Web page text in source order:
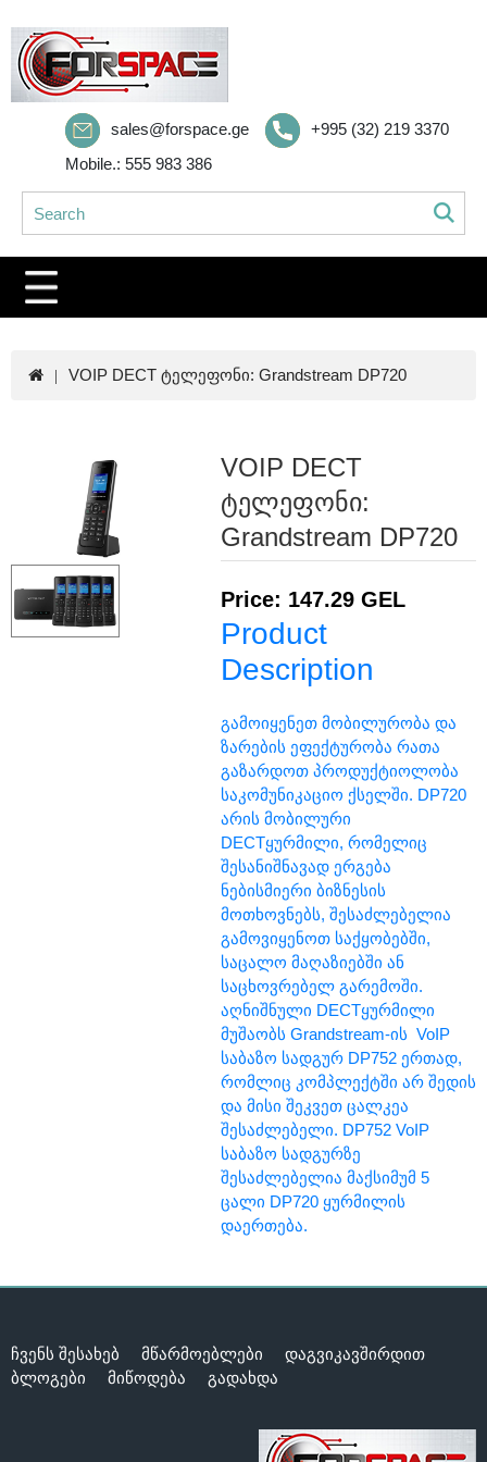
sales@forspace.ge
+995 (32) 219 3370
Mobile.: 555 983 386
VOIP DECT ტელეფონი: Grandstream DP720
VOIP DECT
ტელეფონი:
Grandstream DP720
Price: 147.29 GEL
Product
Description
გამოიყენეთ მობილურობა და
ზარების ეფექტურობა რათა
გაზარდოთ პროდუქტიოლობა
საკომუნიკაციო ქსელში. DP720
არის მობილური
DECTყურმილი, რომელიც
შესანიშნავად ერგება
ნებისმიერი ბიზნესის
მოთხოვნებს, შესაძლებელია
გამოვიყენოთ საქყობებში,
საცალო მაღაზიებში ან
საცხოვრებელ გარემოში.
აღნიშნული DECTყურმილი
მუშაობს Grandstream-ის VoIP
საბაზო სადგურ DP752 ერთად,
რომლიც კომპლექტში არ შედის
და მისი შეკვეთ ცალკეა
შესაძლებელი. DP752 VoIP
საბაზო სადგურზე
შესაძლებელია მაქსიმუმ 5
ცალი DP720 ყურმილის
დაერთება.
ჩვენს შესახებ მწარმოებლები
დაგვიკავშირდით
ბლოგები
მიწოდება გადახდა